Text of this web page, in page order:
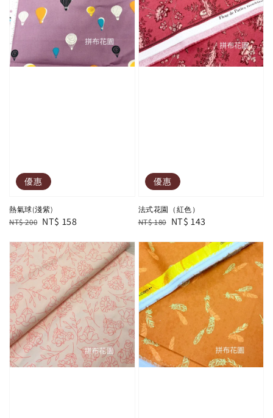
優惠
熱氣球(淺紫)
Regular
NT$ 200 Sale
NT$ 158
優惠
法式花園（紅色）
Regular
NT$ 180 Sale
NT$ 143